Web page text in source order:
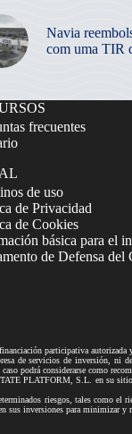
Navia
com uma TIR
frecuentes
de uso
de Privacidad
de Cookies
básica para el
de Defensa del
participativa autorizada
de servicios de inversión, ni
podrá considerarse como
PLATFORM, S.L. en su
riesgos, tales como
sus inversiones para